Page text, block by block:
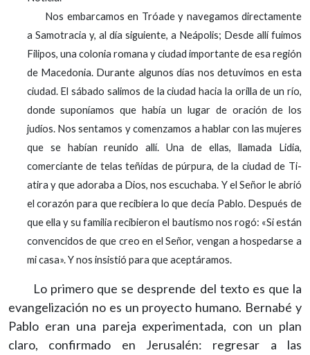
Nos embarcamos en Tróade y navegamos directamente
a Sa­motracia y, al día siguiente, a Neápolis; Desde allí fuimos
Fi­lipos, una colonia romana y ciudad importante de esa región
de Macedonia. Durante algunos días nos detuvimos en esta
ciudad. El sábado salimos de la ciudad hacia la orilla de un río,
donde suponíamos que había un lugar de oración de los
judíos. Nos sentamos y comenzamos a hablar con las mu­jeres
que se habían reunido allí. Una de ellas, llamada Lidia,
comerciante de telas teñidas de púrpura, de la ciudad de Ti­
atira y que adoraba a Dios, nos escuchaba. Y el Señor le abrió
el corazón para que recibiera lo que decía Pablo. Después de
que ella y su familia recibieron el bautismo nos rogó: «Si están
convencidos de que creo en el Señor, vengan a hospe­darse a
mi casa». Y nos insistió para que aceptáramos.
Lo primero que se desprende del texto es que la
evangelización no es un proyecto humano. Bernabé y
Pablo eran una pareja experimentada, con un plan
claro, confirmado en Jerusalén: regresar a las